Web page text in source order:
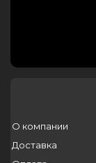
О компании
Доставка